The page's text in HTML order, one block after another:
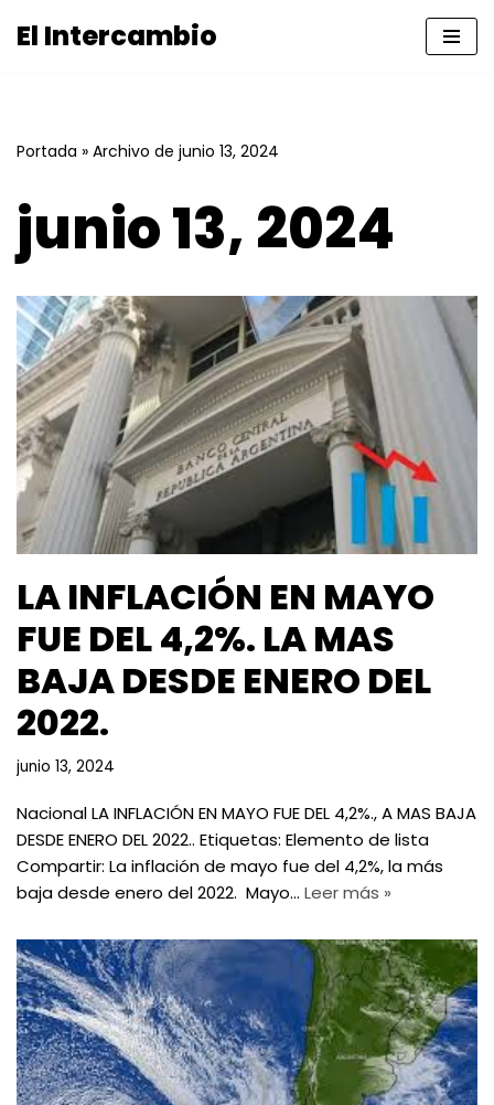
El Intercambio
Portada » Archivo de junio 13, 2024
junio 13, 2024
LA INFLACIÓN EN MAYO
FUE DEL 4,2%. LA MAS
BAJA DESDE ENERO DEL
2022.
junio 13, 2024
Nacional LA INFLACIÓN EN MAYO FUE DEL 4,2%., A MAS BAJA
DESDE ENERO DEL 2022.. Etiquetas: Elemento de lista
Compartir: La inflación de mayo fue del 4,2%, la más
baja desde enero del 2022. Mayo… Leer más »